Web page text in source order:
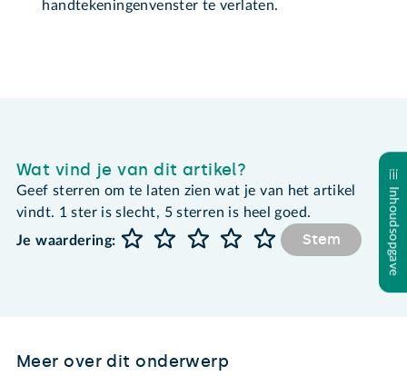
handtekeningenvenster te verlaten.
Inhoudsopgave
Wat vind je van dit artikel?
Geef sterren om te laten zien wat je van het artikel
vindt. 1 ster is slecht, 5 sterren is heel goed.
Je waardering:
Stem
Meer over dit onderwerp